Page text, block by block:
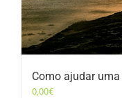
Como ajudar
0,00€